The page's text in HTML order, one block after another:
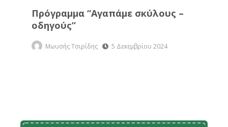
Πρόγραμμα “Αγαπάμε σκύλους –
οδηγούς”
Μωυσής Τσιρίδης 5 Δεκεμβρίου 2024